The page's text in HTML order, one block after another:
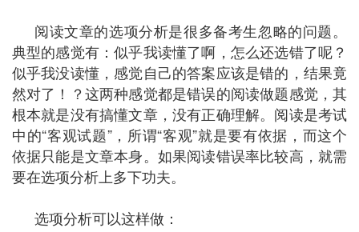
阅读文章的选项分析是很多备考生忽略的问题。
典型的感觉有：似乎我读懂了啊，怎么还选错了呢？
似乎我没读懂，感觉自己的答案应该是错的，结果竟
然对了！？这两种感觉都是错误的阅读做题感觉，其
根本就是没有搞懂文章，没有正确理解。阅读是考试
中的“客观试题”，所谓“客观”就是要有依据，而这个
依据只能是文章本身。如果阅读错误率比较高，就需
要在选项分析上多下功夫。
选项分析可以这样做：